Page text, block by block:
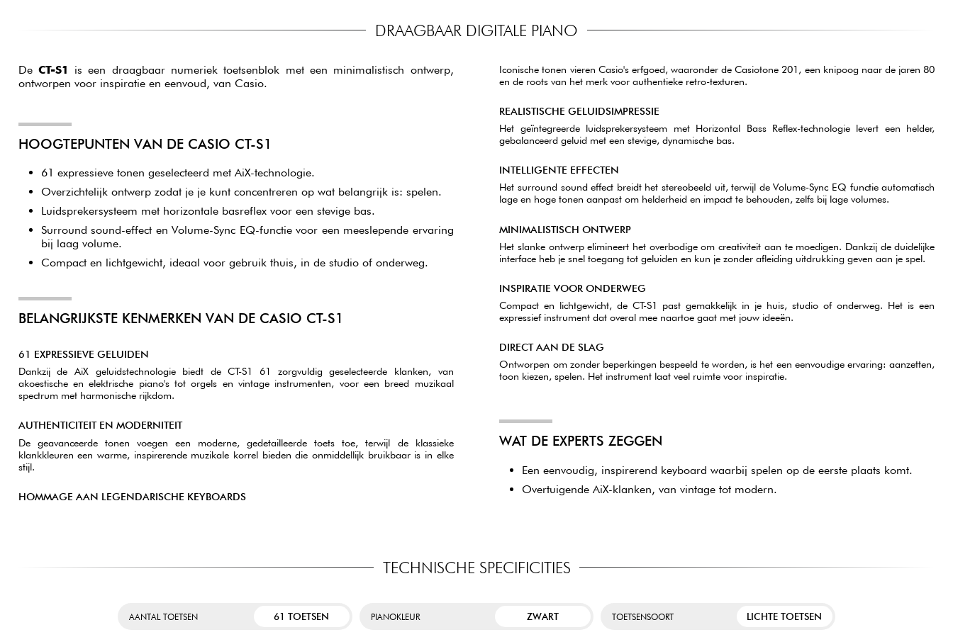
DRAAGBAAR DIGITALE PIANO
De CT-S1
is een draagbaar numeriek toetsenblok met een minimalistisch ontwerp,
ontworpen voor inspiratie en eenvoud, van Casio.
HOOGTEPUNTEN VAN DE CASIO CT-S1
61 expressieve tonen geselecteerd met AiX-technologie.
Overzichtelijk ontwerp zodat je je kunt concentreren op wat belangrijk is: spelen.
Luidsprekersysteem met horizontale basreflex voor een stevige bas.
Surround sound-effect en Volume-Sync EQ-functie voor een meeslepende ervaring
bij laag volume.
Compact en lichtgewicht, ideaal voor gebruik thuis, in de studio of onderweg.
BELANGRIJKSTE KENMERKEN VAN DE CASIO CT-S1
61 EXPRESSIEVE GELUIDEN
Dankzij de AiX geluidstechnologie biedt de CT-S1 61 zorgvuldig geselecteerde klanken, van
akoestische en elektrische piano's tot orgels en vintage instrumenten, voor een breed muzikaal
spectrum met harmonische rijkdom.
AUTHENTICITEIT EN MODERNITEIT
De geavanceerde tonen voegen een moderne, gedetailleerde toets toe, terwijl de klassieke
klankkleuren een warme, inspirerende muzikale korrel bieden die onmiddellijk bruikbaar is in elke
stijl.
HOMMAGE AAN LEGENDARISCHE KEYBOARDS
Iconische tonen vieren Casio's erfgoed, waaronder de Casiotone 201, een knipoog naar de jaren 80
en de roots van het merk voor authentieke retro-texturen.
REALISTISCHE GELUIDSIMPRESSIE
Het geïntegreerde luidsprekersysteem met Horizontal Bass Reflex-technologie levert een helder,
gebalanceerd geluid met een stevige, dynamische bas.
INTELLIGENTE EFFECTEN
Het surround sound effect breidt het stereobeeld uit, terwijl de Volume-Sync EQ functie automatisch
lage en hoge tonen aanpast om helderheid en impact te behouden, zelfs bij lage volumes.
MINIMALISTISCH ONTWERP
Het slanke ontwerp elimineert het overbodige om creativiteit aan te moedigen. Dankzij de duidelijke
interface heb je snel toegang tot geluiden en kun je zonder afleiding uitdrukking geven aan je spel.
INSPIRATIE VOOR ONDERWEG
Compact en lichtgewicht, de CT-S1 past gemakkelijk in je huis, studio of onderweg. Het is een
expressief instrument dat overal mee naartoe gaat met jouw ideeën.
DIRECT AAN DE SLAG
Ontworpen om zonder beperkingen bespeeld te worden, is het een eenvoudige ervaring: aanzetten,
toon kiezen, spelen. Het instrument laat veel ruimte voor inspiratie.
WAT DE EXPERTS ZEGGEN
Een eenvoudig, inspirerend keyboard waarbij spelen op de eerste plaats komt.
Overtuigende AiX-klanken, van vintage tot modern.
TECHNISCHE SPECIFICITIES
AANTAL TOETSEN 61 TOETSEN PIANOKLEUR ZWART TOETSENSOORT LICHTE TOETSEN